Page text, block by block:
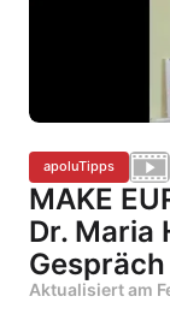
apoluTipps
MAKE
Dr. Maria
Gespräch
Aktualisiert am